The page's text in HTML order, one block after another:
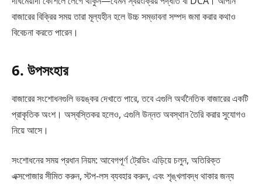
বাজারের বিক্রির সময় তারা মূল্যহীন হলে উচ্চ সম্ভাবনা সম্পদ জমা করার কথাও
বিবেচনা করতে পারেন।
6. উপসংহার
বাজারের সংশোধনগুলি ভয়ঙ্কর দেখাতে পারে, তবে এগুলি অর্থনৈতিক বাজারের একটি
প্রাকৃতিক অংশ। অস্বস্তিকর হলেও, এগুলি উন্নত অবস্থান তৈরি করার সুযোগও
নিয়ে আসে।
সংশোধনের সময় প্রধান নিয়ম: আবেগপূর্ণ ট্রেডিং এড়িয়ে চলুন, অতিরিক্ত
এক্সপোজার সীমিত করুন, স্টপ-লস ব্যবহার করুন, এবং শৃঙ্খলাবদ্ধ থাকার জন্য